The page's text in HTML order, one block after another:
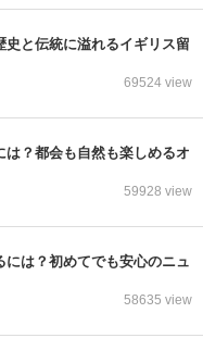
と伝統に溢れるイギリス留
69524 view
？都会も自然も楽しめるオ
59928 view
は？初めてでも安心のニュ
58635 view